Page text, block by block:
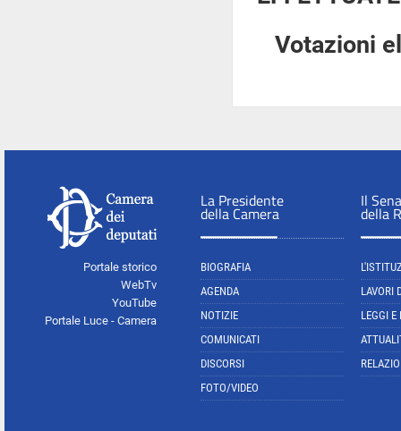
Votazioni
Portale storico
WebTv
YouTube
Portale Luce - Camera
La Presidente
della Camera
BIOGRAFIA
AGENDA
NOTIZIE
COMUNICATI
DISCORSI
FOTO/VIDEO
Il
della
LAVORI
LEGGI E